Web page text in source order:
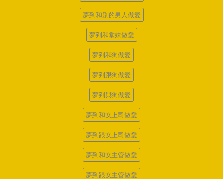
夢到和別的男人做愛
夢到和堂妹做愛
夢到和狗做愛
夢到跟狗做愛
夢到與狗做愛
夢到和女上司做愛
夢到跟女上司做愛
夢到和女主管做愛
夢到跟女主管做愛